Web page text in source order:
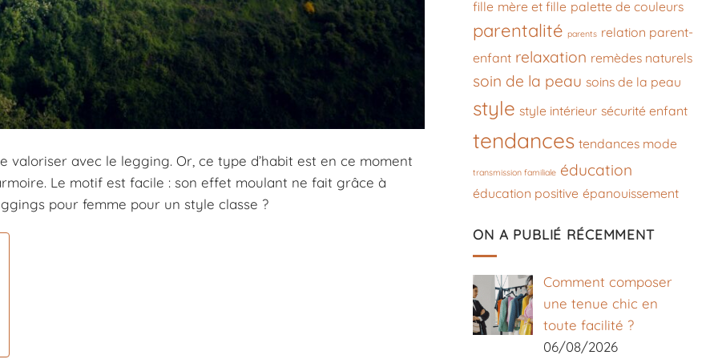
avec le legging. Or, ce type d’habit est en ce moment
Le motif est facile : son effet moulant ne fait grâce à
pour femme pour un style classe ?
fille mère et fille palette de couleurs
parentalité parents relation parent-
enfant relaxation remèdes naturels
soin de la peau soins de la peau
style style intérieur sécurité enfant
tendances tendances mode
transmission familiale éducation
éducation positive épanouissement
ON A PUBLIÉ RÉCEMMENT
Comment composer
une tenue chic en
toute facilité ?
06/08/2026